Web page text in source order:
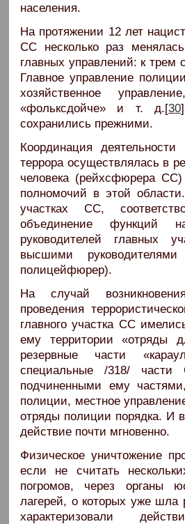
населения.
На протяжении 12 лет
СС несколько раз
главных управлений: к
Главное управление
хозяйственное
«фольксдойче» и т. д.[30
сохранились прежними.
Координация
террора осуществлялась в
человека (рейхсфюрера
полномочий в этой
участках СС,
объединение функций
руководителей главных
высшими
полицейфюрер).
На случай
проведения
главного участка СС
ему территории «отряды
резервные части
специальные /318/
подчиненными ему
полиции, местное
отряды полиции порядка. И
действие почти мгновенно.
Физическое уничтожение
если не считать
погромов, через органы
лагерей, о которых уже
характеризовали